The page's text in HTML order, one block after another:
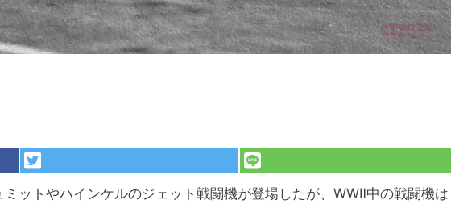
ットやハインケルのジェット戦闘機が登場したが、WWⅡ中の戦闘機は